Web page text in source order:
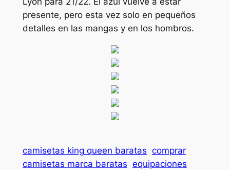
presente, pero esta vez solo en pequeños
detalles en las mangas y en los hombros.
camisetas king queen baratas comprar
camisetas marca baratas equipaciones